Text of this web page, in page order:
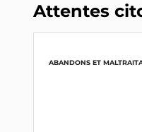
Attentes
ABANDONS ET